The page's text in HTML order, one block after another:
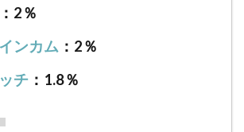
：2％
ンカム ：2％
チ ：1.8％